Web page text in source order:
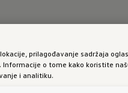
prilagođavanje sadržaja
o tome kako koristite
i analitiku.